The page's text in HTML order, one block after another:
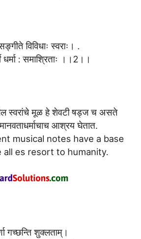
विविधाः स्वराः। .
धर्मा : समाश्रिताः ।।2।।
स्वरांचे मूळ हे शेवटी षड्ज च असते
मानवताधर्माचाच आश्रय घेतात.
musical notes have a base
all es resort to humanity.
गच्छन्ति शुक्लताम्।